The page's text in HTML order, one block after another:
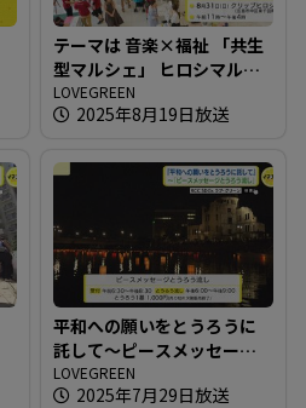
テーマは 音楽×福祉 「共生
型マルシェ」 ヒロシマルク
ト
LOVEGREEN
2025年8月19日放送
平和への願いをとうろうに
託して～ピースメッセージ
とうろう流し
LOVEGREEN
2025年7月29日放送